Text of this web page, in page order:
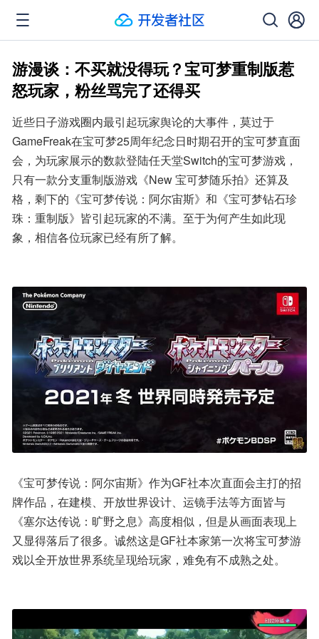
游漫谈：不买就没得玩？宝可梦重制版惹
怒玩家，粉丝骂完了还得买
近些日子游戏圈内最引起玩家舆论的大事件，莫过于
GameFreak在宝可梦25周年纪念日时期召开的宝可梦直面
会，为玩家展示的数款登陆任天堂Switch的宝可梦游戏，
只有一款分支重制版游戏《New 宝可梦随乐拍》还算及
格，剩下的《宝可梦传说：阿尔宙斯》和《宝可梦钻石珍
珠：重制版》皆引起玩家的不满。至于为何产生如此现
象，相信各位玩家已经有所了解。
《宝可梦传说：阿尔宙斯》作为GF社本次直面会主打的招
牌作品，在建模、开放世界设计、运镜手法等方面皆与
《塞尔达传说：旷野之息》高度相似，但是从画面表现上
又显得落后了很多。诚然这是GF社本家第一次将宝可梦游
戏以全开放世界系统呈现给玩家，难免有不成熟之处。